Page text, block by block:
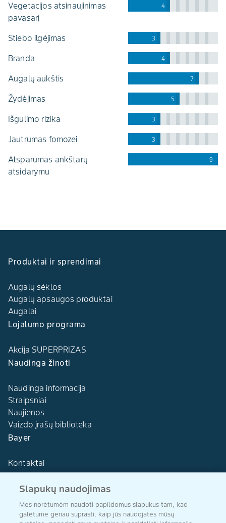
vegetacijos atsinaujinimas
pavasarį
4
stiebo ilgėjimas 3
branda 4
augalų aukštis 7
žydėjimas 5
išgulimo rizika 3
jautrumas fomozei 3
atsparumas ankštarų
atsidarymu
9
Produktai ir sprendimai
Augalų sėklos
Augalų apsaugos produktai
Augalai
Lojalumo programa
Akcija SUPERPRIZAS
Naudinga žinoti
Naudinga informacija
Straipsniai
Naujienos
Vaizdo įrašų biblioteka
Bayer
Kontaktai
Agro Bayer
Slapukų naudojimas
Mes norėtumėm naudoti papildomus slapukus tam, kad
galėtume geriau suprasti, kaip jūs naudojatės mūsų